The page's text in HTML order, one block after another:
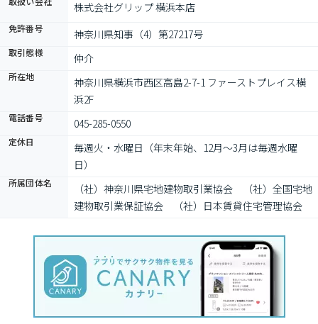
株式会社グリップ 横浜本店
免許番号 神奈川県知事（4）第27217号
取引態様 仲介
所在地
神奈川県横浜市西区高島2-7-1 ファーストプレイス横
浜2F
電話番号 045-285-0550
定休日
毎週火・水曜日（年末年始、12月～3月は毎週水曜
日）
所属団体名
（社）神奈川県宅地建物取引業協会　（社）全国宅地
建物取引業保証協会　（社）日本賃貸住宅管理協会